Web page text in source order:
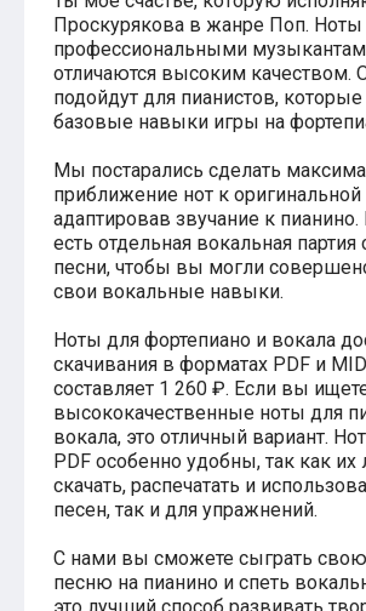
Аватар: Путь воды
Титаник
Гарри Поттер
Хатико
Реквием по мечте
Пираты Карибского моря
Сумерки
Величайший шоумен
Звездные войны
Ла ла Ленд
Ромео и Джульетта (1968)
Бумер
Аладдин (2019)
Брат-2
Властелин колец: Братство Кольца
Гордость и предубеждение
Классическая музыка
Времена года - Вивальди
Времена года - Чайковский
Сонаты Бетховена
Из мультфильмов
Король лев
Холодное сердце
Проскурякова в жанре Поп.
профессиональными
отличаются высоким качеством.
подойдут для пианистов,
базовые навыки игры на
Мы постарались сделать
приближение нот к оригинальной
адаптировав звучание к пианино.
есть отдельная вокальная
песни, чтобы вы могли
свои вокальные навыки.
Ноты для фортепиано и вокала
скачивания в форматах PDF и
составляет 1 260 ₽. Если вы
высококачественные ноты для
вокала, это отличный вариант.
PDF особенно удобны, так как их
скачать, распечатать и
песен, так и для упражнений.
С нами вы сможете сыграть
песню на пианино и спеть